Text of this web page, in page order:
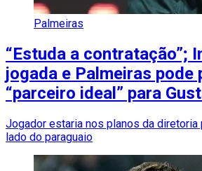
Palmeiras
“Estuda a contratação”;
jogada e Palmeiras pode
“parceiro ideal” para
Jogador estaria nos planos da diretoria
lado do paraguaio